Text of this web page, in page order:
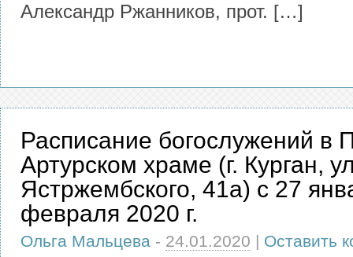
Александр Ржанников, прот. […]
Расписание богослужений в
Артурском храме (г. Курган,
Ястржембского, 41а) с 27
февраля 2020 г.
Ольга Мальцева - 24.01.2020 | Оставить